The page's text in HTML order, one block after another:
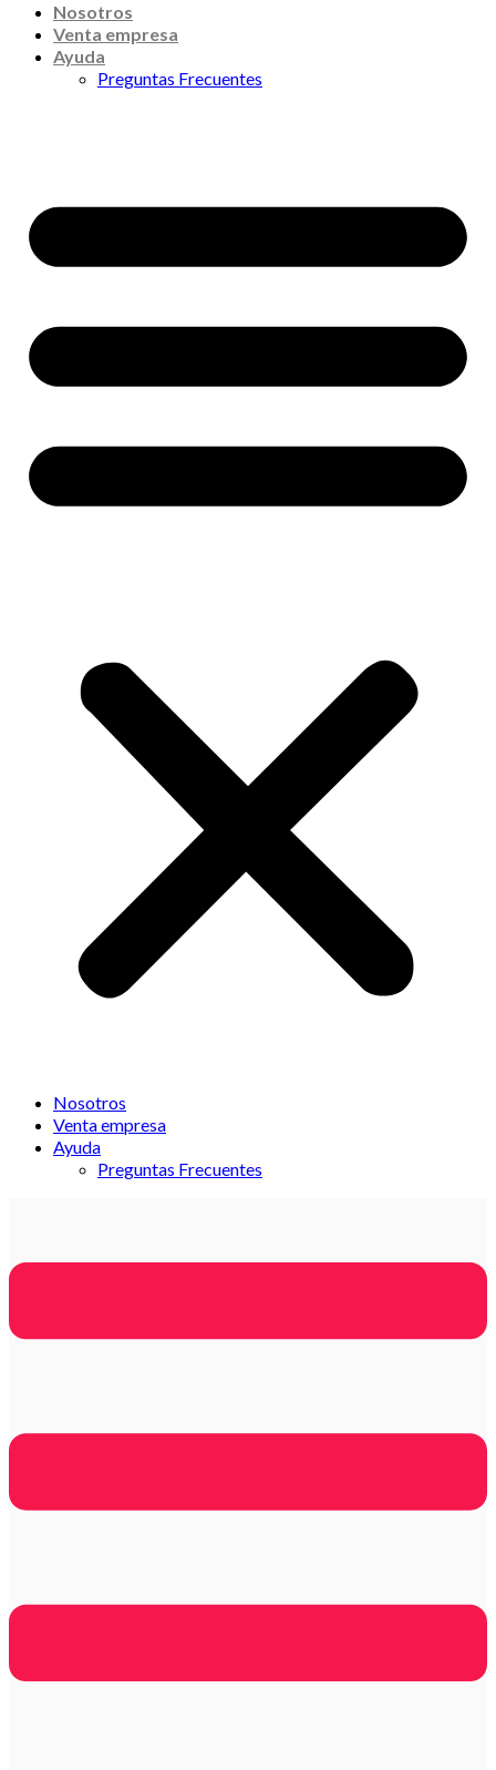
Nosotros
Venta empresa
Ayuda
Preguntas Frecuentes
Nosotros
Venta empresa
Ayuda
Preguntas Frecuentes